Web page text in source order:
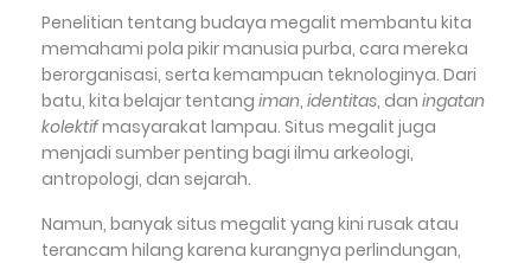
Penelitian tentang budaya megalit membantu kita
memahami pola pikir manusia purba, cara mereka
berorganisasi, serta kemampuan teknologinya. Dari
batu, kita belajar tentang iman, identitas, dan ingatan
kolektifmasyarakat lampau. Situs megalit juga
menjadi sumber penting bagi ilmu arkeologi,
antropologi, dan sejarah.
Namun, banyak situs megalit yang kini rusak atau
terancam hilang karena kurangnya perlindungan,